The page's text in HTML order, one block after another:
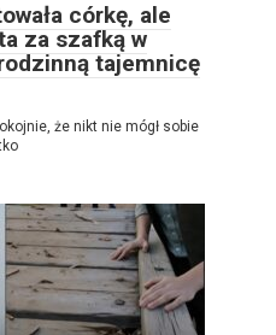
córkę, ale
za szafką w
tajemnicę
że nikt nie mógł sobie